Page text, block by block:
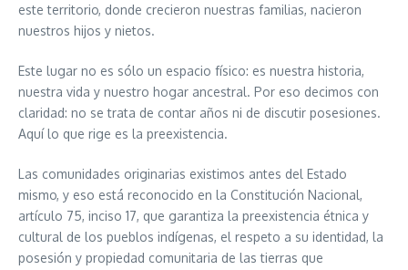
este territorio, donde crecieron nuestras familias, nacieron
nuestros hijos y nietos.
Este lugar no es sólo un espacio físico: es nuestra historia,
nuestra vida y nuestro hogar ancestral. Por eso decimos con
claridad: no se trata de contar años ni de discutir posesiones.
Aquí lo que rige es la preexistencia.
Las comunidades originarias existimos antes del Estado
mismo, y eso está reconocido en la Constitución Nacional,
artículo 75, inciso 17, que garantiza la preexistencia étnica y
cultural de los pueblos indígenas, el respeto a su identidad, la
posesión y propiedad comunitaria de las tierras que